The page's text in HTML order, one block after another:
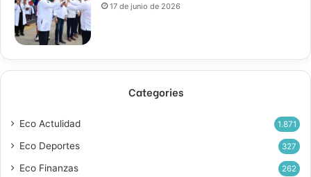
17 de junio de 2026
Categories
Eco Actulidad 1.871
Eco Deportes 327
Eco Finanzas 262